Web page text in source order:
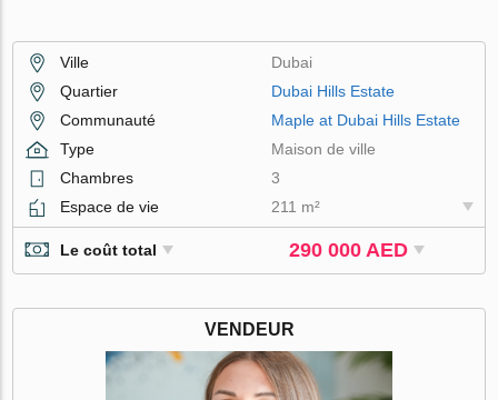
Ville
Dubai
Quartier
Dubai Hills Estate
Communauté
Maple at Dubai Hills Estate
Type
Maison de ville
Chambres
3
Espace de vie
211 m²
Le coût total 290 000 AED
VENDEUR